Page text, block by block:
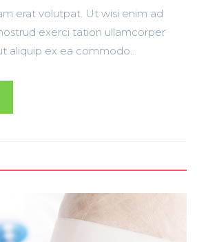
erat volutpat. Ut wisi enim ad
exerci tation ullamcorper
aliquip ex ea commodo...